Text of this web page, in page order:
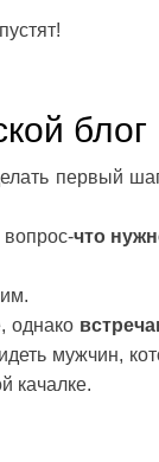
блог
первый
вопрос-что
однако
мужчин,
качалке.